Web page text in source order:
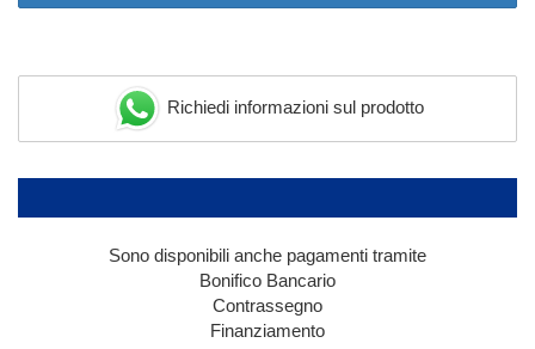
Richiedi informazioni sul prodotto
Sono disponibili anche pagamenti tramite
Bonifico Bancario
Contrassegno
Finanziamento